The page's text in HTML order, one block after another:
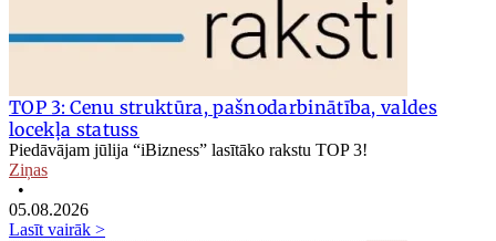
TOP 3: Cenu struktūra, pašnodarbinātība, valdes
locekļa statuss
Piedāvājam jūlija “iBizness” lasītāko rakstu TOP 3!
Ziņas
•
05.08.2026
Lasīt vairāk >